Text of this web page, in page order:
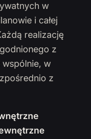
w
i całej
realizację
z
w
z